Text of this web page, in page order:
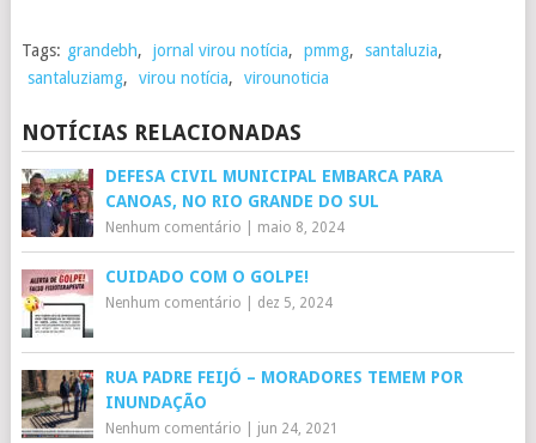
Tags: grandebh, jornal virou notícia, pmmg, santaluzia,
santaluziamg, virou notícia, virounoticia
NOTÍCIAS RELACIONADAS
DEFESA CIVIL MUNICIPAL EMBARCA PARA
CANOAS, NO RIO GRANDE DO SUL
Nenhum comentário maio 8, 2024
CUIDADO COM O GOLPE!
Nenhum comentário dez 5, 2024
RUA PADRE FEIJÓ – MORADORES TEMEM POR
INUNDAÇÃO
Nenhum comentário jun 24, 2021